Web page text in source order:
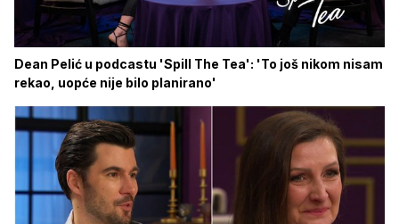
Dean Pelić u podcastu 'Spill The Tea': 'To još nikom nisam
rekao, uopće nije bilo planirano'